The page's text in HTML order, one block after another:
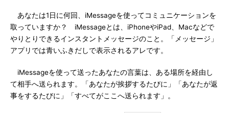
あなたは1日に何回、iMessageを使ってコミュニケーションを
取っていますか？ iMessageとは、iPhoneやiPad、Macなどで
やりとりできるインスタントメッセージのこと。「メッセージ」
アプリでは青いふきだしで表示されるアレです。
iMessageを使って送ったあなたの言葉は、ある場所を経由し
て相手へ送られます。「あなたが挨拶するたびに」「あなたが返
事をするたびに」「すべてがここへ送られます」。